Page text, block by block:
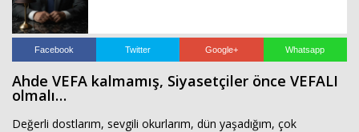
Facebook Twitter Google+ Whatsapp
Ahde VEFA kalmamış, Siyasetçiler önce VEFALI
olmalı…
Değerli dostlarım, sevgili okurlarım, dün yaşadığım, çok
VİDEO GALERİ
KÜNYE